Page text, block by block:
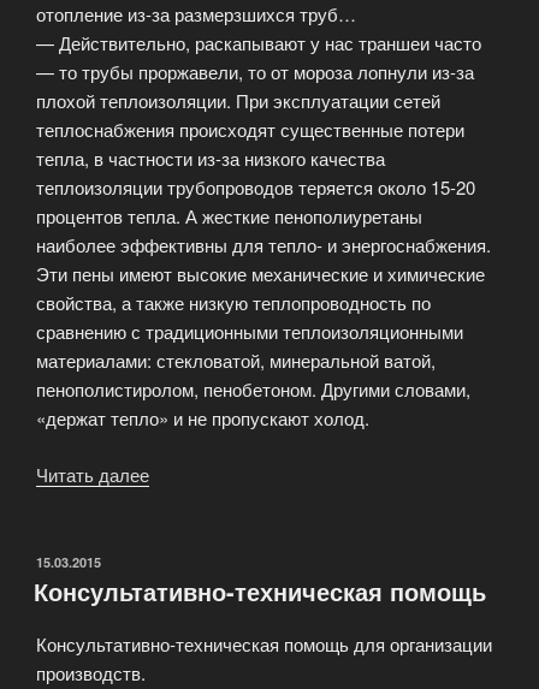
отопление из-за размерзшихся труб…
— Действительно, раскапывают у нас траншеи часто
— то трубы проржавели, то от мороза лопнули из-за
плохой теплоизоляции. При эксплуатации сетей
теплоснабжения происходят существенные потери
тепла, в частности из-за низкого качества
теплоизоляции трубопроводов теряется около 15-20
процентов тепла. А жесткие пенополиуретаны
наиболее эффективны для тепло- и энергоснабжения.
Эти пены имеют высокие механические и химические
свойства, а также низкую теплопроводность по
сравнению с традиционными теплоизоляционными
материалами: стекловатой, минеральной ватой,
пенополистиролом, пенобетоном. Другими словами,
«держат тепло» и не пропускают холод.
Читать далее
ОПУБЛИКОВАНО
15.03.2015
Консультативно-техническая помощь
Консультативно-техническая помощь для организации
производств.